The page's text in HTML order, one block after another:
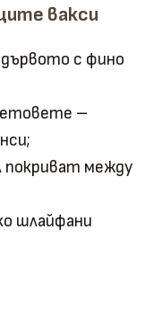
вакси
с фино
–
покриват между
шлайфани